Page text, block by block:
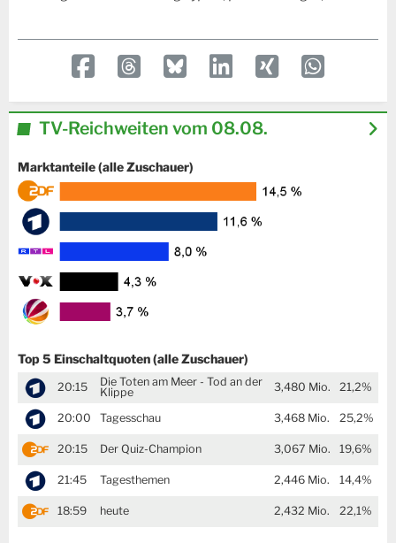
TV-Reichweiten vom 08.08.
Marktanteile (alle Zuschauer)
Top 5 Einschaltquoten (alle Zuschauer)
20:15
Die Toten am Meer - Tod an der
Klippe
3,480 Mio. 21,2%
20:00 Tagesschau 3,468 Mio. 25,2%
20:15 Der Quiz-Champion 3,067 Mio. 19,6%
21:45 Tagesthemen 2,446 Mio. 14,4%
18:59 heute 2,432 Mio. 22,1%